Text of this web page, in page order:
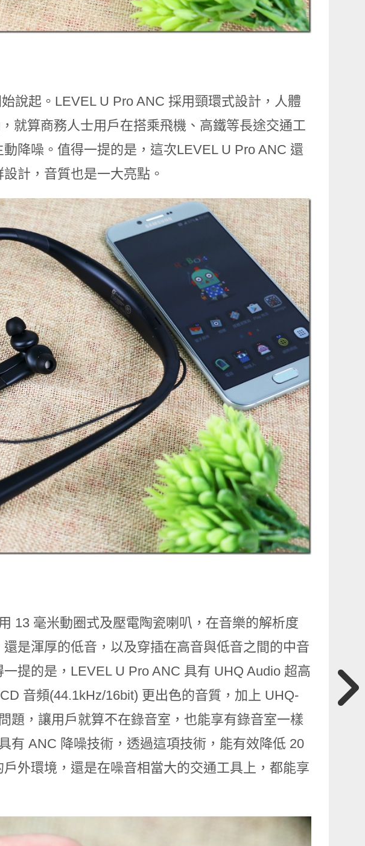
說起。LEVEL U Pro ANC 採用頸環式設計，人體
就算商務人士用戶在搭乘飛機、高鐵等長途交通工
降噪。值得一提的是，這次LEVEL U Pro ANC 還
計，音質也是一大亮點。
13 毫米動圈式及壓電陶瓷喇叭，在音樂的解析度
是渾厚的低音，以及穿插在高音與低音之間的中音
提的是，LEVEL U Pro ANC 具有 UHQ Audio 超高
音頻(44.1kHz/16bit) 更出色的音質，加上 UHQ-
題，讓用戶就算不在錄音室，也能享有錄音室一樣
有 ANC 降噪技術，透過這項技術，能有效降低 20
外環境，還是在噪音相當大的交通工具上，都能享